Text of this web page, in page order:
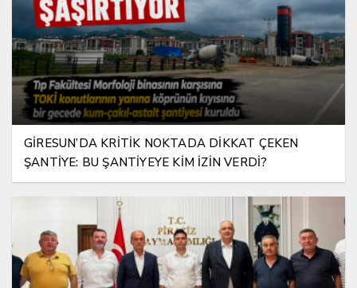
GİRESUN’DA KRİTİK NOKTADA DİKKAT ÇEKEN
ŞANTİYE: BU ŞANTİYEYE KİM İZİN VERDİ?